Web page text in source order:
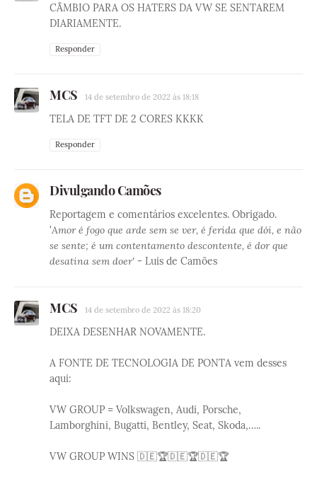
CÂMBIO PARA OS HATERS DA VW SE SENTAREM
DIARIAMENTE.
Responder
MCS 14 de setembro de 2022 às 18:18
TELA DE TFT DE 2 CORES KKKK
Responder
Divulgando Camões
Reportagem e comentários excelentes. Obrigado.
'Amor é fogo que arde sem se ver, é ferida que dói, e não
se sente; é um contentamento descontente, é dor que
desatina sem doer' - Luis de Camões
MCS 14 de setembro de 2022 às 18:20
DEIXA DESENHAR NOVAMENTE.
A FONTE DE TECNOLOGIA DE PONTA vem desses
aqui:
VW GROUP = Volkswagen, Audi, Porsche,
Lamborghini, Bugatti, Bentley, Seat, Skoda,…..
VW GROUP WINS 🇩🇪🏆🇩🇪🏆🇩🇪🏆